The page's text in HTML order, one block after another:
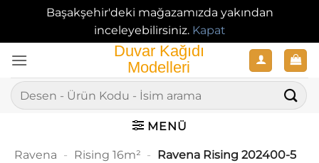
Başakşehir'deki mağazamızda yakından
inceleyebilirsiniz. Kapat
atla
Ara:
MENÜ
Ravena - Rising 16m² - Ravena Rising 202400-5